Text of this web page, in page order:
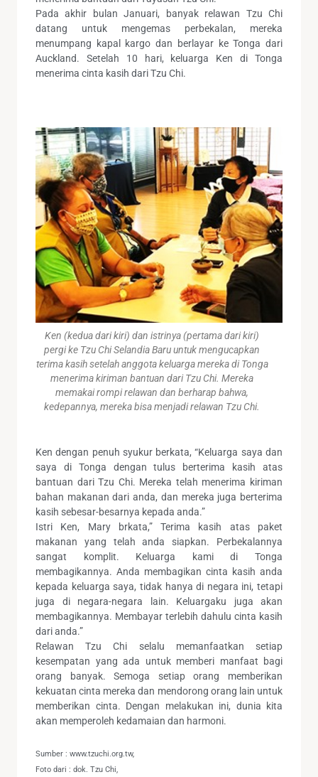
Pada akhir bulan Januari, banyak relawan Tzu Chi
datang untuk mengemas perbekalan, mereka
menumpang kapal kargo dan berlayar ke Tonga dari
Auckland. Setelah 10 hari, keluarga Ken di Tonga
menerima cinta kasih dari Tzu Chi.
Ken (kedua dari kiri) dan istrinya (pertama dari kiri)
pergi ke Tzu Chi Selandia Baru untuk mengucapkan
terima kasih setelah anggota keluarga mereka di Tonga
menerima kiriman bantuan dari Tzu Chi. Mereka
memakai rompi relawan dan berharap bahwa,
kedepannya, mereka bisa menjadi relawan Tzu Chi.
Ken dengan penuh syukur berkata, “Keluarga saya dan
saya di Tonga dengan tulus berterima kasih atas
bantuan dari Tzu Chi. Mereka telah menerima kiriman
bahan makanan dari anda, dan mereka juga berterima
kasih sebesar-besarnya kepada anda.”
Istri Ken, Mary brkata,” Terima kasih atas paket
makanan yang telah anda siapkan. Perbekalannya
sangat komplit. Keluarga kami di Tonga
membagikannya. Anda membagikan cinta kasih anda
kepada keluarga saya, tidak hanya di negara ini, tetapi
juga di negara-negara lain. Keluargaku juga akan
membagikannya. Membayar terlebih dahulu cinta kasih
dari anda.”
Relawan Tzu Chi selalu memanfaatkan setiap
kesempatan yang ada untuk memberi manfaat bagi
orang banyak. Semoga setiap orang memberikan
kekuatan cinta mereka dan mendorong orang lain untuk
memberikan cinta. Dengan melakukan ini, dunia kita
akan memperoleh kedamaian dan harmoni.
Sumber : www.tzuchi.org.tw,
Foto dari : dok. Tzu Chi,